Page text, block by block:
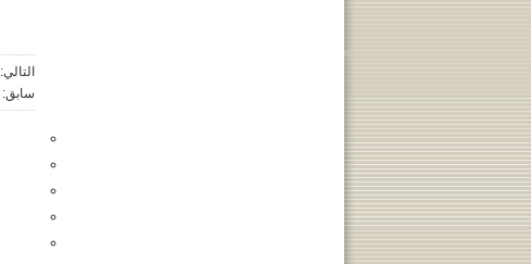
التالي:
سابق: